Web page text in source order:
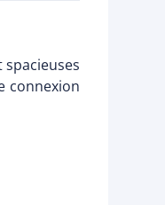
connexion